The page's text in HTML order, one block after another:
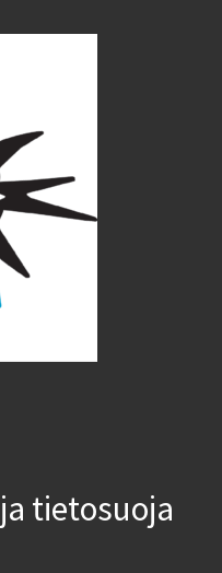
tietosuoja